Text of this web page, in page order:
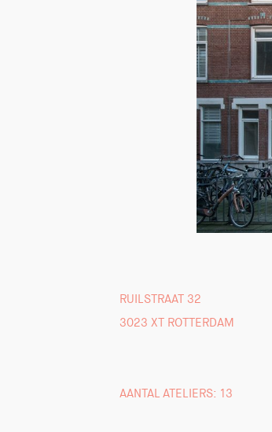
RUILSTRAAT 32
3023 XT ROTTERDAM
AANTAL ATELIERS: 13